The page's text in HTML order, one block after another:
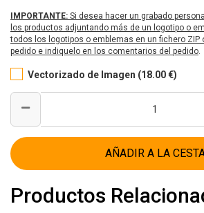
IMPORTANTE: Si desea hacer un grabado
los productos adjuntando más de un logotipo o
todos los logotipos o emblemas en un fichero ZIP
pedido e indiquelo en los comentarios del pedido.
Vectorizado de Imagen (18.00 €)
AÑADIR A LA
Productos